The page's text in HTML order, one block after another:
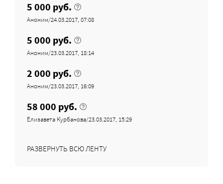
5 000 руб.
Аноним/24.03.2017, 07:08
5 000 руб.
Аноним/23.03.2017, 18:14
2 000 руб.
Аноним/23.03.2017, 16:09
58 000 руб.
Елизавета Курбанова/23.03.2017, 15:29
РАЗВЕРНУТЬ ВСЮ ЛЕНТУ